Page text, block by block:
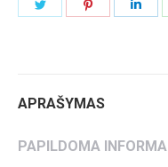
APRAŠYMAS
PAPILDOMA